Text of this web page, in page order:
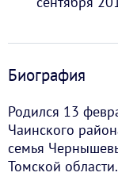
Биография
Родился 13
Чаинского
семья
Томской области.